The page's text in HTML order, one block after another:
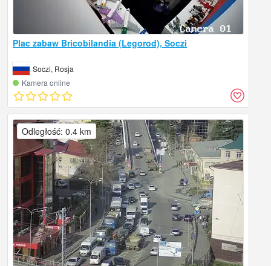
Plac zabaw Bricobilandia (Legorod), Soczi
Soczi, Rosja
Kamera online
Odległość: 0.4 km